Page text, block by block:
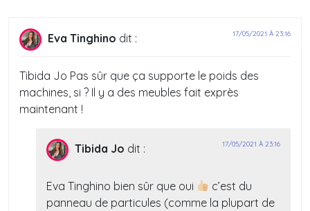
Eva Tinghino dit : 17/05/2021 À 23:16
Tibida Jo Pas sûr que ça supporte le poids des
machines, si ? Il y a des meubles fait exprès
maintenant !
Tibida Jo dit : 17/05/2021 À 23:16
Eva Tinghino bien sûr que oui
c’est du
panneau de particules (comme la plupart de